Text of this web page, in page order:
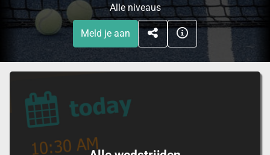
Alle niveaus
Meld je aan